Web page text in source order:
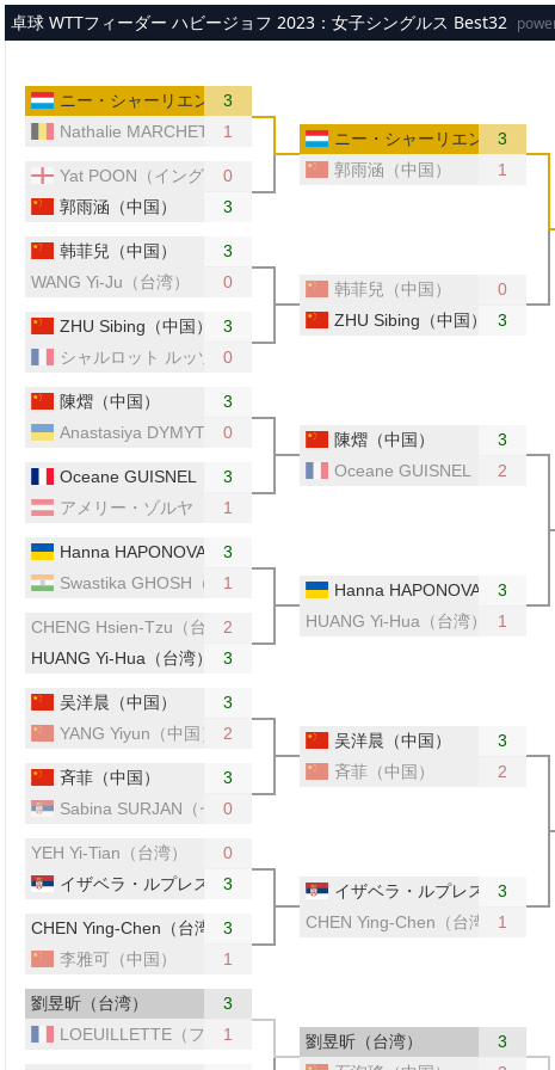
メインコンテンツへスキップ
卓球 WTTフィーダー ハビージョフ 2023：女子シングルス Best32
ニー・シャーリエン（ルクセンブルク）
3
Nathalie MARCHETTI（ベルギー）
1
Yat POON（イングランド）
0
郭雨涵（中国）
3
韩菲兒（中国）
3
WANG Yi-Ju（台湾）
0
ZHU Sibing（中国）
3
シャルロット ルッツ（フランス）
0
陳熠（中国）
3
Anastasiya DYMYTRENKO（ウクライナ）
0
Oceane GUISNEL（フランス）
3
アメリー・ゾルヤ（オーストリア）
1
Hanna HAPONOVA（ウクライナ）
3
Swastika GHOSH（インド）
1
CHENG Hsien-Tzu（台湾）
2
HUANG Yi-Hua（台湾）
3
吴洋晨（中国）
3
YANG Yiyun（中国）
2
斉菲（中国）
3
Sabina SURJAN（セルビア）
0
YEH Yi-Tian（台湾）
0
イザベラ・ルプレスク（セルビア）
3
CHEN Ying-Chen（台湾）3
李雅可（中国）
1
劉昱昕（台湾）
3
LOEUILLETTE（フランス）
1
ニー・シャーリエン（ルクセ
3
郭雨涵（中国）
1
韩菲兒（中国）
0
ZHU Sibing（中国）
3
陳熠（中国）
3
Oceane GUISNEL（フランス
2
Hanna HAPONOVA（ウクラ
3
HUANG Yi-Hua（台湾）
1
吴洋晨（中国）
3
斉菲（中国）
2
イザベラ・ルプレスク（セル
3
CHEN Ying-Chen（台湾）1
劉昱昕（台湾）
3